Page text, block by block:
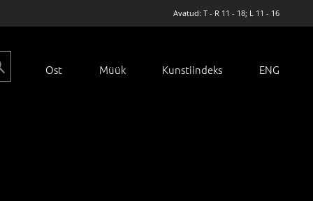
Avatud: T - R 11 - 18; L 11 - 16
Ost Müük Kunstiindeks ENG